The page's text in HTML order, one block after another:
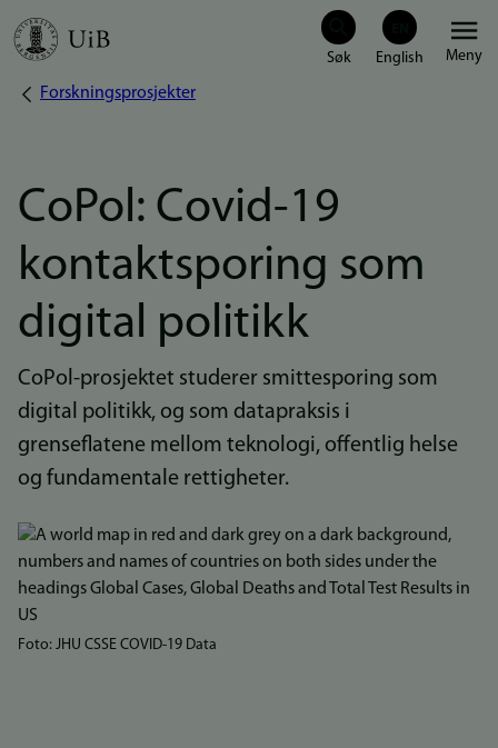
Hopp
hovedinnhold
Meny
Navigasjonssti
Forskningsprosjekter
CoPol: Covid-19
kontaktsporing som
digital politikk
CoPol-prosjektet studerer smittesporing som
digital politikk, og som datapraksis i
grenseflatene mellom teknologi, offentlig helse
og fundamentale rettigheter.
Bilde
Foto: JHU CSSE COVID-19 Data